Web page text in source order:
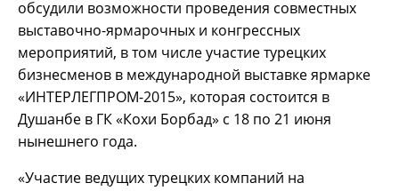
обсудили возможности проведения совместных
выставочно-ярмарочных и конгрессных
мероприятий, в том числе участие турецких
бизнесменов в международной выставке ярмарке
«ИНТЕРЛЕГПРОМ-2015», которая состоится в
Душанбе в ГК «Кохи Борбад» с 18 по 21 июня
нынешнего года.
«Участие ведущих турецких компаний на